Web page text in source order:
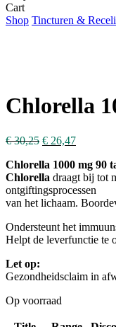
CartClose
Cart
Shop Tincturen &
Chlorella
€30,25 € 26,47
Chlorella 1000 mg 90
Chlorella draagt bij tot
ontgiftingsprocessen
van het lichaam.
Ondersteunt het
Helpt de leverfunctie te
Let op:
Gezondheidsclaim in
Op voorraad